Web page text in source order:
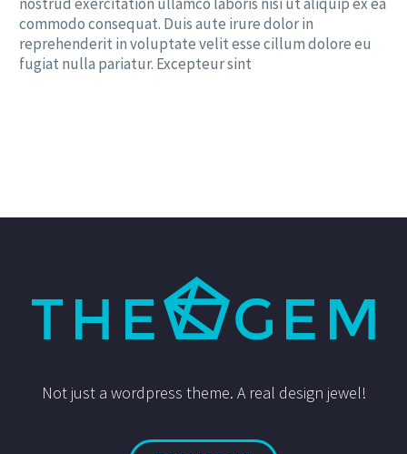
commodo consequat. Duis aute irure dolor in
reprehenderit in voluptate velit esse cillum dolore eu
fugiat nulla pariatur. Excepteur sint
Not just a wordpress theme. A real design jewel!